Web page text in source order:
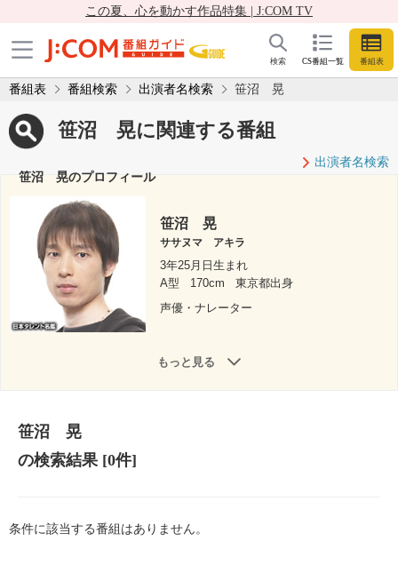
この夏、心を動かす作品特集 | J:COM TV
CS番組一覧 番組表
検索
番組表 番組検索 出演者名検索 笹沼 晃
笹沼 晃に関連する番組
出演者名検索
笹沼 晃のプロフィール
笹沼 晃
ササヌマ アキラ
3年25月日生まれ
A型
170cm
東京都出身
声優・ナレーター
もっと見る
笹沼 晃
の検索結果[0件]
条件に該当する番組はありません。